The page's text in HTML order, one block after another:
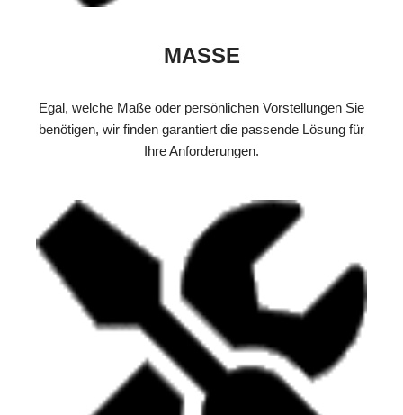
MASSE
Egal, welche Maße oder persönlichen Vorstellungen Sie
benötigen, wir finden garantiert die passende Lösung für
Ihre Anforderungen.